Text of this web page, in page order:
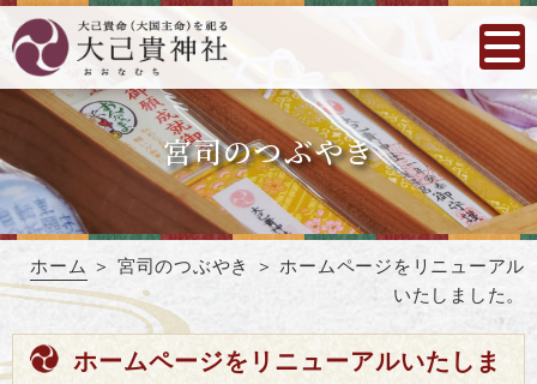
宮司のつぶやき
ホーム ＞ 宮司のつぶやき ＞ ホームページをリニューアル
いたしました。
ホームページをリニューアルいたしま